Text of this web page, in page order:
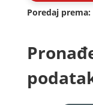
Poredaj prema